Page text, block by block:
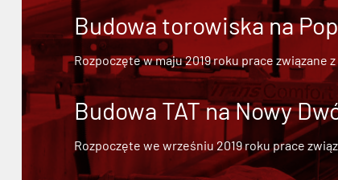
Budowa torowiska na
Rozpoczęte w maju 2019 roku prace związane
Budowa TAT na Nowy
Rozpoczęte we wrześniu 2019 roku prace